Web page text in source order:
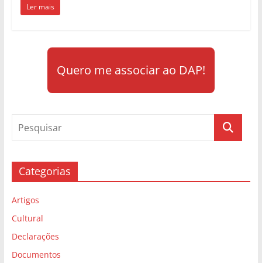
Ler mais
Quero me associar ao DAP!
Categorias
Artigos
Cultural
Declarações
Documentos